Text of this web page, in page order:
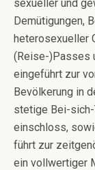
sexueller und
Demütigungen,
heterosexueller
(Reise-)Passes
eingeführt zur
Bevölkerung in
stetige Bei-
einschloss,
führt zur
ein vollwertiger